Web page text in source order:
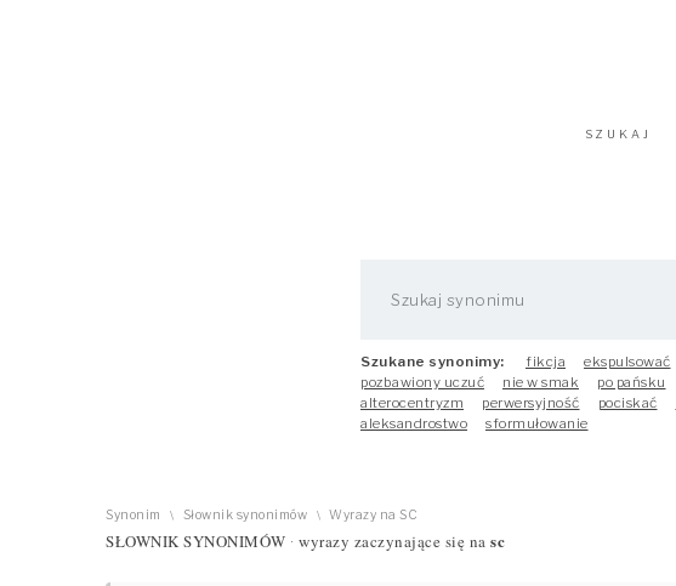
SZUKAJ
Szukane synonimy: fikcja ekspulsować
pozbawiony uczuć
nie w smak po pańsku
alterocentryzm
perwersyjność pociskać
aleksandrostwo
sformułowanie
Synonim \ Słownik synonimów \ Wyrazy na SC
SŁOWNIK SYNONIMÓW · wyrazy zaczynające się na sc